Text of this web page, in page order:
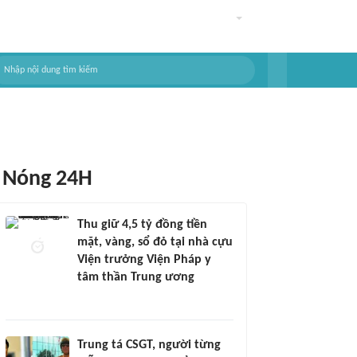
Nóng 24H
Thu giữ 4,5 tỷ đồng tiền
mặt, vàng, sổ đỏ tại nhà cựu
Viện trưởng Viện Pháp y
tâm thần Trung ương
Trung tá CSGT, người từng